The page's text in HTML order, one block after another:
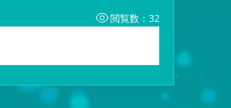
閲覧数：32